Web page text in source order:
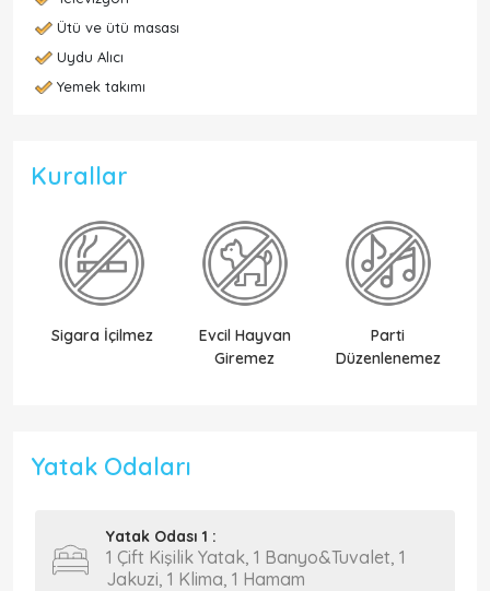
Ütü ve ütü masası
Uydu Alıcı
Yemek takımı
Kurallar
Sigara İçilmez
Evcil Hayvan
Giremez
Parti
Düzenlenemez
Yatak Odaları
Yatak Odası 1 :
1 Çift Kişilik Yatak, 1 Banyo&Tuvalet, 1
Jakuzi, 1 Klima, 1 Hamam